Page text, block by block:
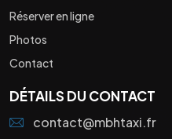
Réserver en ligne
Photos
Contact
DÉTAILS DU CONTACT
contact@mbhtaxi.fr